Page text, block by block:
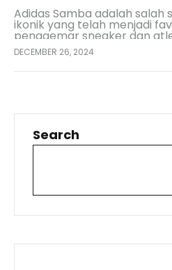
Adidas Samba adalah salah
ikonik yang telah menjadi
penggemar sneaker dan
dekade. Dengan desain
yang handal, Samba…
DECEMBER 26, 2024
Search